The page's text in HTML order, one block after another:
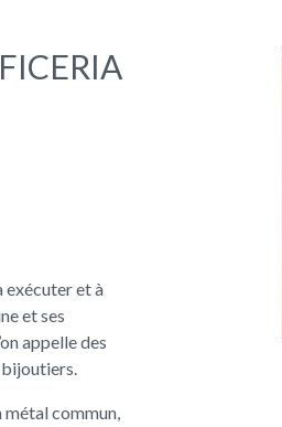
exécuter et à
et ses
appelle des
bijoutiers.
métal commun,